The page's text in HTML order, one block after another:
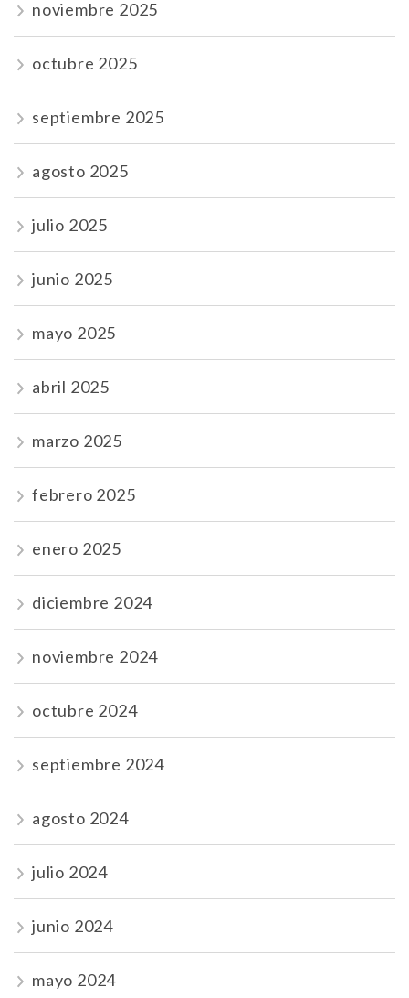
noviembre 2025
octubre 2025
septiembre 2025
agosto 2025
julio 2025
junio 2025
mayo 2025
abril 2025
marzo 2025
febrero 2025
enero 2025
diciembre 2024
noviembre 2024
octubre 2024
septiembre 2024
agosto 2024
julio 2024
junio 2024
mayo 2024